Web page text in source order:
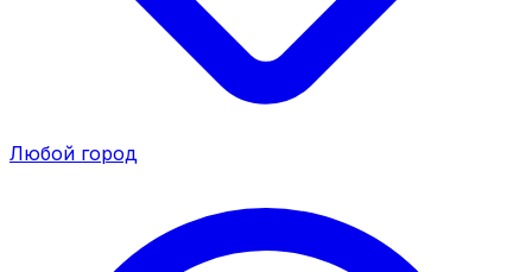
Любой город